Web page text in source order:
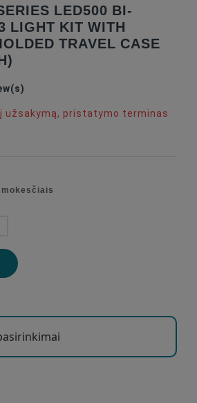
LED500 BI-
LIGHT KIT WITH
TRAVEL CASE
užsakymą, pristatymo terminas